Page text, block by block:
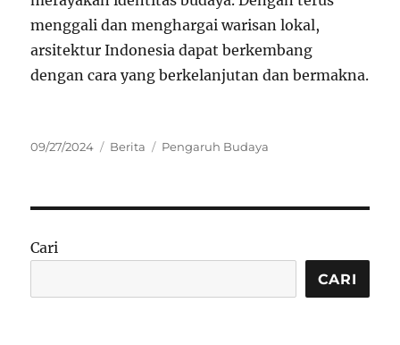
menggali dan menghargai warisan lokal,
arsitektur Indonesia dapat berkembang
dengan cara yang berkelanjutan dan bermakna.
Posted
09/27/2024 Categories
Berita Tags
Pengaruh Budaya
Cari
CARI